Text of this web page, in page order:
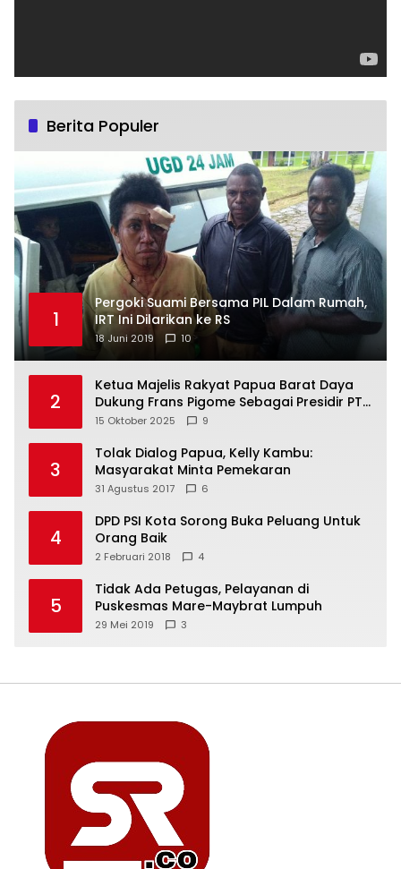
Berita Populer
1
Pergoki Suami Bersama PIL Dalam Rumah,
IRT Ini Dilarikan ke RS
18 Juni 2019 10
2
Ketua Majelis Rakyat Papua Barat Daya
Dukung Frans Pigome Sebagai Presidir PT
Freeport Indonesia
15 Oktober 2025 9
3
Tolak Dialog Papua, Kelly Kambu:
Masyarakat Minta Pemekaran
31 Agustus 2017 6
4
DPD PSI Kota Sorong Buka Peluang Untuk
Orang Baik
2 Februari 2018 4
5
Tidak Ada Petugas, Pelayanan di
Puskesmas Mare-Maybrat Lumpuh
29 Mei 2019 3